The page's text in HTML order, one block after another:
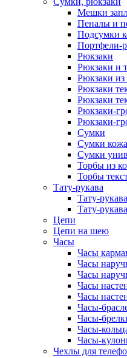
Мешки
Пеналы и
Подсумки
Портфели-
Рюкзаки
Рюкзаки и
Рюкзаки из
Рюкзаки
Рюкзаки
Рюкзаки-
Рюкзаки-
Сумки
Сумки
Сумки
Торбы из
Торбы
Тату-рукава
Тату-
Тату-
Цепи
Цепи на шею
Часы
Часы
Часы
Часы
Часы
Часы
Часы-
Часы-
Часы-
Часы-
Чехлы для